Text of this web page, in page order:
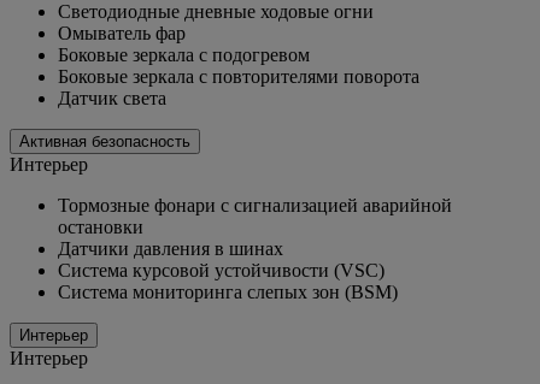
Светодиодные дневные ходовые огни
Омыватель фар
Боковые зеркала с подогревом
Боковые зеркала с повторителями поворота
Датчик света
Активная безопасность
Интерьер
Тормозные фонари с сигнализацией аварийной
остановки
Датчики давления в шинах
Система курсовой устойчивости (VSC)
Система мониторинга слепых зон (BSM)
Интерьер
Интерьер